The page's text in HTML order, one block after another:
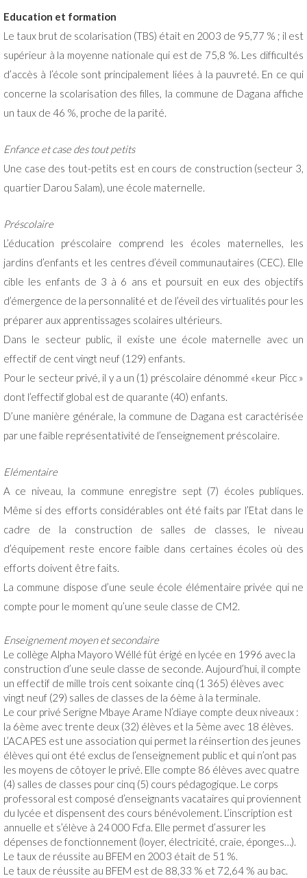
Education et formation
Le taux brut de scolarisation (TBS) était en 2003 de 95,77 % ; il est
supérieur à la moyenne nationale qui est de 75,8 %. Les difficultés
d’accès à l’école sont principalement liées à la pauvreté. En ce qui
concerne la scolarisation des filles, la commune de Dagana affiche
un taux de 46 %, proche de la parité.
Enfance et case des tout petits
Une case des tout-petits est en cours de construction (secteur 3,
quartier Darou Salam), une école maternelle.
Préscolaire
L’éducation préscolaire comprend les écoles maternelles, les
jardins d’enfants et les centres d’éveil communautaires (CEC). Elle
cible les enfants de 3 à 6 ans et poursuit en eux des objectifs
d’émergence de la personnalité et de l’éveil des virtualités pour les
préparer aux apprentissages scolaires ultérieurs.
Dans le secteur public, il existe une école maternelle avec un
effectif de cent vingt neuf (129) enfants.
Pour le secteur privé, il y a un (1) préscolaire dénommé «keur Picc »
dont l’effectif global est de quarante (40) enfants.
D’une manière générale, la commune de Dagana est caractérisée
par une faible représentativité de l’enseignement préscolaire.
Elémentaire
A ce niveau, la commune enregistre sept (7) écoles publiques.
Même si des efforts considérables ont été faits par l’Etat dans le
cadre de la construction de salles de classes, le niveau
d’équipement reste encore faible dans certaines écoles où des
efforts doivent être faits.
La commune dispose d’une seule école élémentaire privée qui ne
compte pour le moment qu’une seule classe de CM2.
Enseignement moyen et secondaire
Le collège Alpha Mayoro Wéllé fût érigé en lycée en 1996 avec la
construction d’une seule classe de seconde. Aujourd’hui, il compte
un effectif de mille trois cent soixante cinq (1 365) élèves avec
vingt neuf (29) salles de classes de la 6ème à la terminale.
Le cour privé Serigne Mbaye Arame N’diaye compte deux niveaux :
la 6ème avec trente deux (32) élèves et la 5ème avec 18 élèves.
L’ACAPES est une association qui permet la réinsertion des jeunes
élèves qui ont été exclus de l’enseignement public et qui n’ont pas
les moyens de côtoyer le privé. Elle compte 86 élèves avec quatre
(4) salles de classes pour cinq (5) cours pédagogique. Le corps
professoral est composé d’enseignants vacataires qui proviennent
du lycée et dispensent des cours bénévolement. L’inscription est
annuelle et s’élève à 24 000 Fcfa. Elle permet d’assurer les
dépenses de fonctionnement (loyer, électricité, craie, éponges…).
Le taux de réussite au BFEM en 2003 était de 51 %.
Le taux de réussite au BFEM est de 88,33 % et 72,64 % au bac.